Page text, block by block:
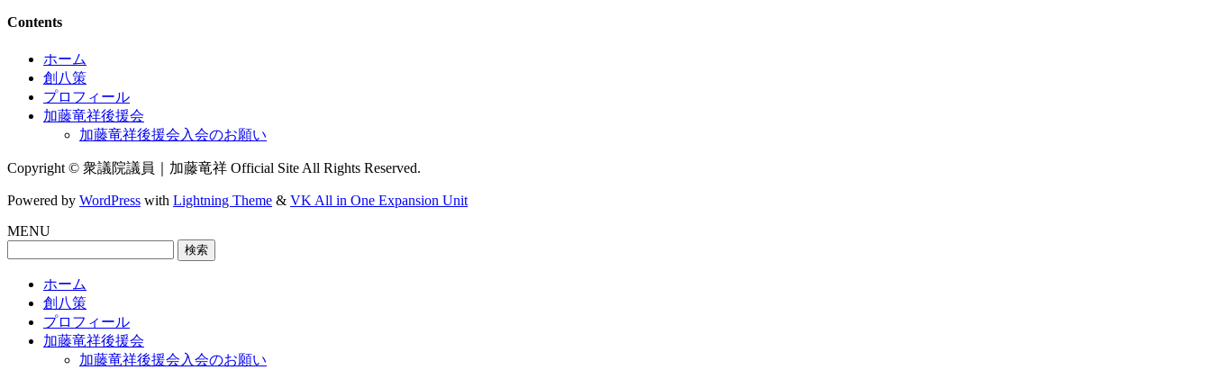
Contents
ホーム
創八策
プロフィール
加藤竜祥後援会
加藤竜祥後援会入会のお願い
Copyright © 衆議院議員｜加藤竜祥 Official Site All Rights Reserved.
Powered by WordPress with Lightning Theme & VK All in One Expansion Unit
MENU
ホーム
創八策
プロフィール
加藤竜祥後援会
加藤竜祥後援会入会のお願い